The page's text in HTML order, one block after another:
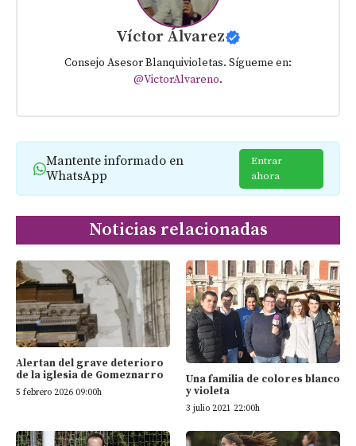
Víctor Álvarez
Consejo Asesor Blanquivioletas. Sígueme en:
@VictorAlvareno.
Mantente informado en
WhatsApp
Entrar
ahora
Noticias relacionadas
Alertan del grave deterioro
de la iglesia de Gomeznarro
5 febrero 2026 09:00h
Una familia de colores blanco
y violeta
3 julio 2021 22:00h